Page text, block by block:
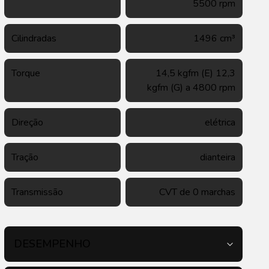
5500 rpm
Cilindradas 1496 cm³
Torque
14,5 kgfm (E) 12,3
kgfm (G) a 4800 rpm
Direção elétrica
Tração dianteira
Transmissão CVT de 0 marchas